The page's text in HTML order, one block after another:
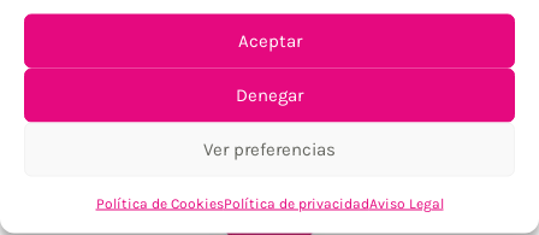
Aceptar
Denegar
Ver preferencias
Política de CookiesPolítica de privacidadAviso Legal
TU SATISFACCIÓN = LA NUESTRA
Tu confianza, nuestro objetivo